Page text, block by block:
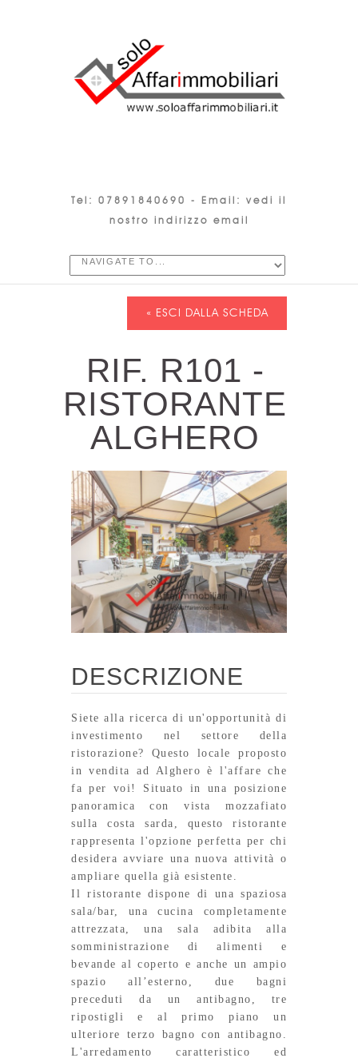
Tel: 07891840690 - Email: vedi il
nostro indirizzo email
« ESCI DALLA SCHEDA
RIF. R101 -
RISTORANTE
ALGHERO
DESCRIZIONE
Siete alla ricerca di un'opportunità di
investimento nel settore della
ristorazione? Questo locale proposto
in vendita ad Alghero è l'affare che
fa per voi! Situato in una posizione
panoramica con vista mozzafiato
sulla costa sarda, questo ristorante
rappresenta l'opzione perfetta per chi
desidera avviare una nuova attività o
ampliare quella già esistente.
Il ristorante dispone di una spaziosa
sala/bar, una cucina completamente
attrezzata, una sala adibita alla
somministrazione di alimenti e
bevande al coperto e anche un ampio
spazio all’esterno, due bagni
preceduti da un antibagno, tre
ripostigli e al primo piano un
ulteriore terzo bagno con antibagno.
L'arredamento caratteristico ed